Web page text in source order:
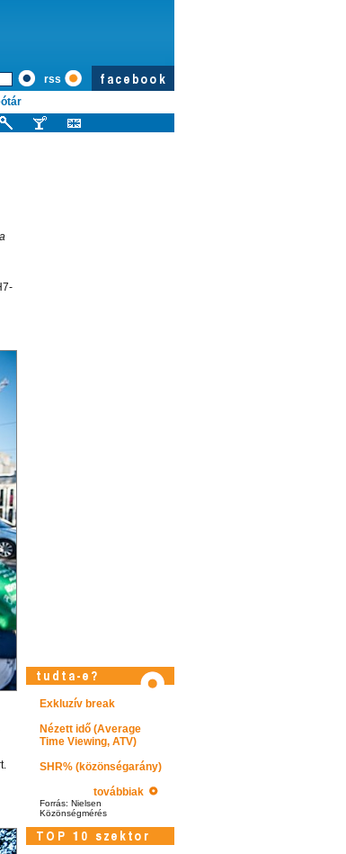
rss
el videótárunkba!
Exkluzív break
Nézett idő (Average
Time Viewing, ATV)
SHR% (közönségarány)
továbbiak
Forrás: Nielsen
Közönségmérés